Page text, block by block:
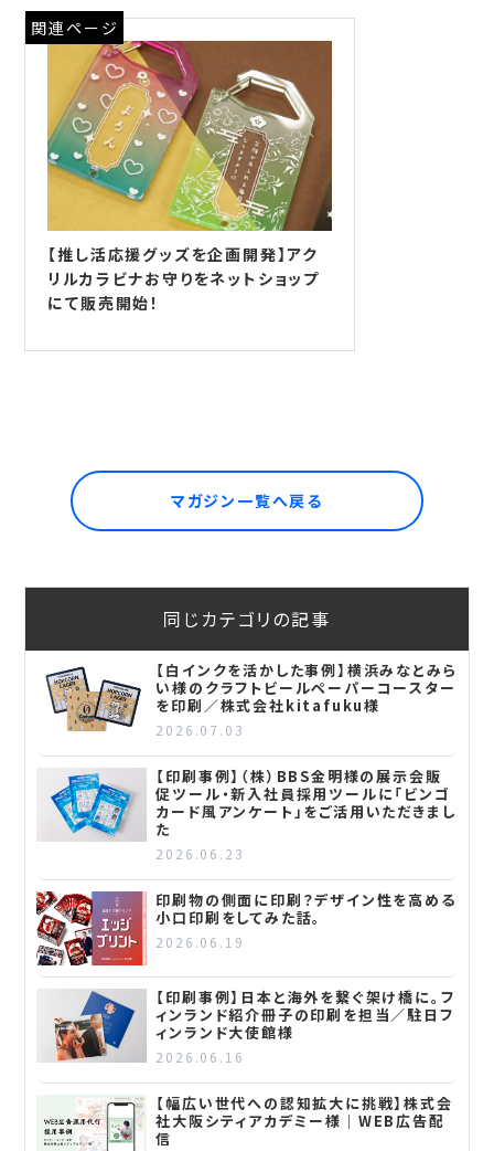
関連ページ
【推し活応援グッズを企画開発】アク
リルカラビナお守りをネットショップ
にて販売開始！
同じカテゴリの記事
【白インクを活かした事例】横浜みなとみら
い様のクラフトビールペーパーコースター
を印刷／株式会社kitafuku様
2026.07.03
【印刷事例】（株）BBS金明様の展示会販
促ツール・新入社員採用ツールに「ビンゴ
カード風アンケート」をご活用いただきまし
た
2026.06.23
印刷物の側面に印刷？デザイン性を高める
小口印刷をしてみた話。
2026.06.19
【印刷事例】日本と海外を繋ぐ架け橋に。フ
ィンランド紹介冊子の印刷を担当／駐日フ
ィンランド大使館様
2026.06.16
【幅広い世代への認知拡大に挑戦】株式会
社大阪シティアカデミー様｜WEB広告配
信
マガジン一覧へ戻る